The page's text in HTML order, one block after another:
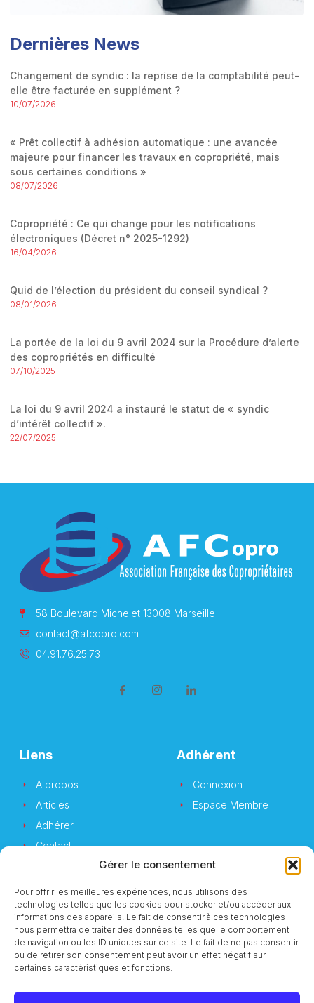
Gérer le consentement
Pour offrir les meilleures expériences, nous utilisons des
technologies telles que les cookies pour stocker et/ou accéder aux
informations des appareils. Le fait de consentir à ces technologies
nous permettra de traiter des données telles que le comportement
de navigation ou les ID uniques sur ce site. Le fait de ne pas consentir
ou de retirer son consentement peut avoir un effet négatif sur
certaines caractéristiques et fonctions.
Dernières News
Changement de syndic : la reprise de la comptabilité peut-
elle être facturée en supplément ?
10/07/2026
« Prêt collectif à adhésion automatique : une avancée
majeure pour financer les travaux en copropriété, mais
sous certaines conditions »
08/07/2026
Copropriété : Ce qui change pour les notifications
électroniques (Décret n° 2025-1292)
16/04/2026
Quid de l’élection du président du conseil syndical ?
08/01/2026
La portée de la loi du 9 avril 2024 sur la Procédure d’alerte
des copropriétés en difficulté
07/10/2025
La loi du 9 avril 2024 a instauré le statut de « syndic
d’intérêt collectif ».
22/07/2025
58 Boulevard Michelet 13008 Marseille
contact@afcopro.com
04.91.76.25.73
Liens
A propos
Articles
Adhérer
Contact
Adhérent
Connexion
Espace Membre
Newsletter
Vous souhaitez suivre notre actualité ?